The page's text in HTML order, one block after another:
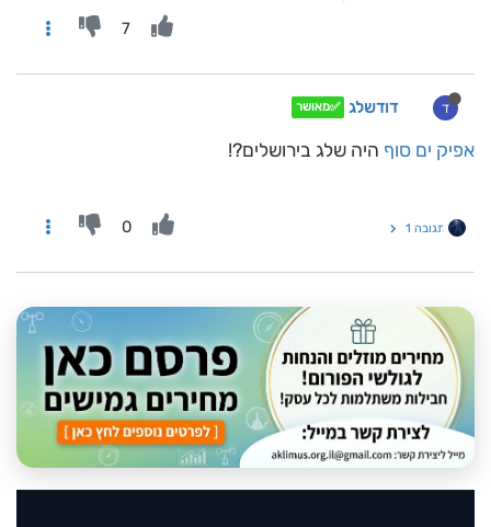
7
ד דודשלג ✅מאושר
אפיק ים סוף היה שלג בירושלים?!
תגובה 1 0